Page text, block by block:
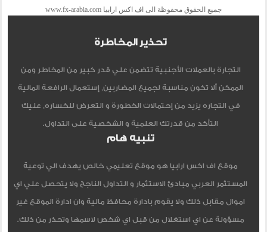
جميع الحقوق محفوظة الى اف اكس ارابيا www.fx-arabia.com
تحذير المخاطرة
التجارة بالعملات الأجنبية تتضمن علي قدر كبير من المخاطر ومن
الممكن ألا تكون مناسبة لجميع المضاربين, إستعمال الرافعة المالية
في التجاره يزيد من إحتمالات الخطورة و التعرض للخساره, عليك
التأكد من قدرتك العلمية و الشخصية على التداول.
تنبيه هام
موقع اف اكس ارابيا هو موقع تعليمي خالص يهدف الي توعية
المستثمر العربي مبادئ الاستثمار و التداول الناجح ولا يتحصل علي اي
اموال مقابل ذلك ولا يقوم بادارة محافظ مالية وان ادارة الموقع غير
مسؤولة عن اي استغلال من قبل اي شخص لاسمها وتحذر من ذلك.